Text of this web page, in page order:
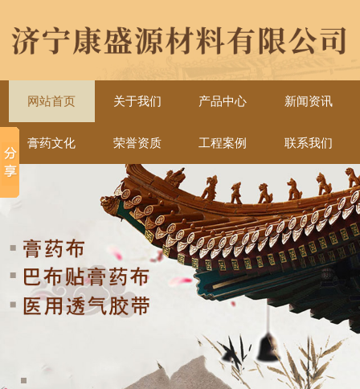
网站首页 关于我们 产品中心 新闻资讯
膏药文化 荣誉资质 工程案例 联系我们